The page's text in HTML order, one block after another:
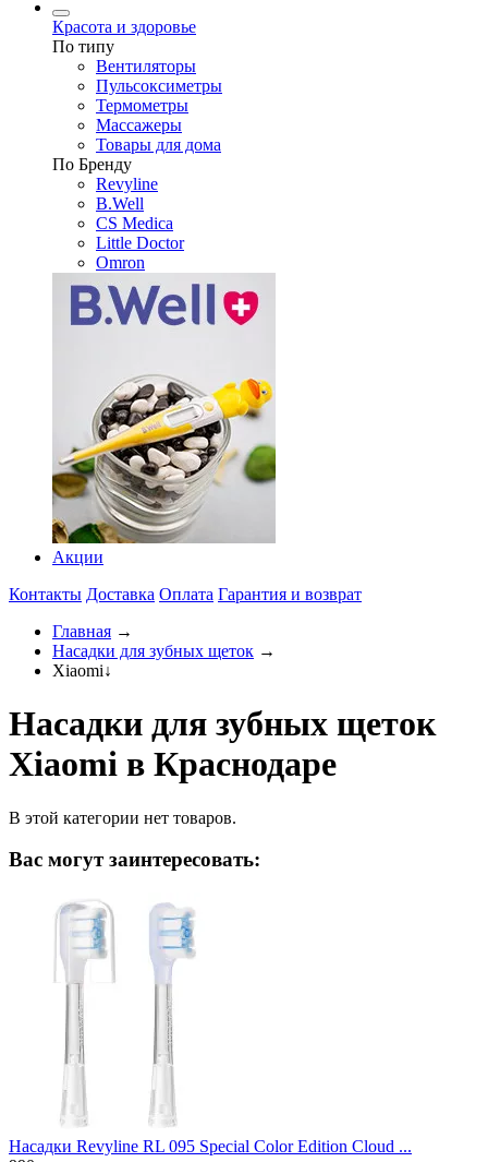
Красота и здоровье
По типу
Вентиляторы
Пульсоксиметры
Термометры
Массажеры
Товары для дома
По Бренду
Revyline
B.Well
CS Medica
Little Doctor
Omron
Акции
Контакты Доставка Оплата Гарантия и возврат
Главная →
Насадки для зубных щеток →
Xiaomi↓
Насадки для зубных щеток
Xiaomi в Краснодаре
В этой категории нет товаров.
Вас могут заинтересовать:
Насадки Revyline RL 095 Special Color Edition Cloud ...